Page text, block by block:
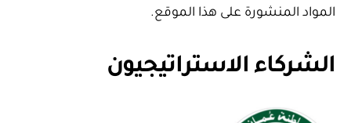
المواد المنشورة على هذا الموقع.
الشركاء الاستراتيجيون